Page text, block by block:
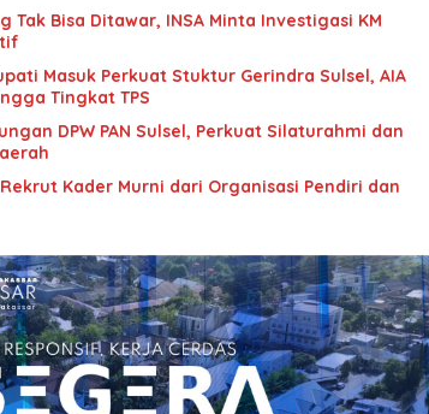
Tak Bisa Ditawar, INSA Minta Investigasi KM
Masuk Perkuat Stuktur Gerindra Sulsel, AIA
Tingkat TPS
DPW PAN Sulsel, Perkuat Silaturahmi dan
Kader Murni dari Organisasi Pendiri dan